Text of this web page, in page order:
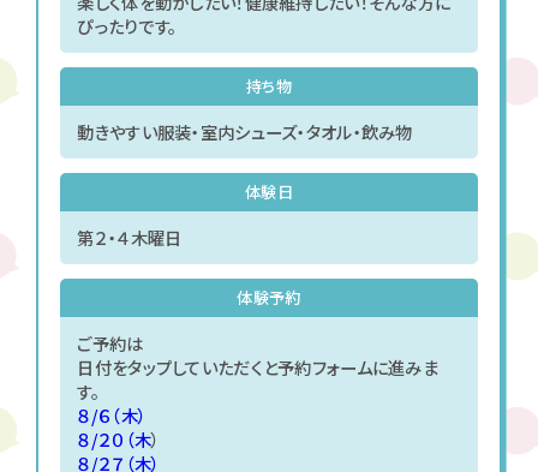
ぴったりです。
持ち物
動きやすい服装・室内シューズ・タオル・飲み物
体験日
第２・４木曜日
体験予約
ご予約は
日付をタップしていただくと予約フォームに進みま
す。
８/６（木）
８/２０（木）
８/２７（木）